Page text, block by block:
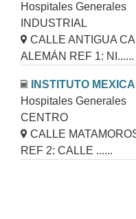
Hospitales Generales
INDUSTRIAL
CALLE ANTIGUA
ALEMÁN REF 1: NI......
INSTITUTO
Hospitales Generales
CENTRO
CALLE
REF 2: CALLE ......